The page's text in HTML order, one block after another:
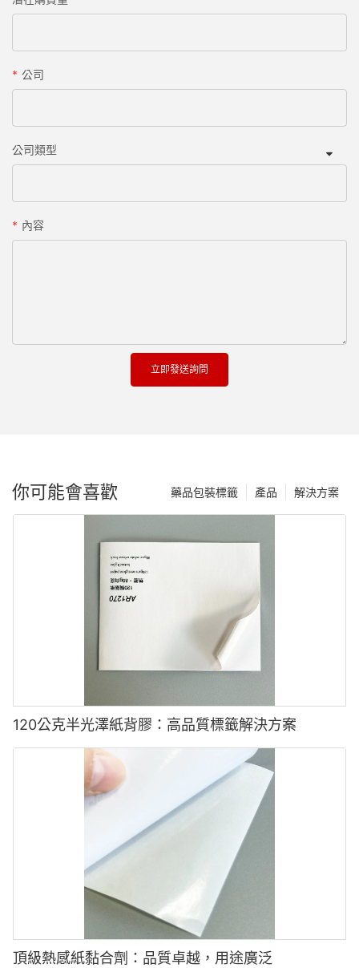
公司
公司類型
內容
立即發送詢問
你可能會喜歡 解決方案
產品
藥品包裝標籤
120公克半光澤紙背膠：高品質標籤解決方案
頂級熱感紙黏合劑：品質卓越，用途廣泛